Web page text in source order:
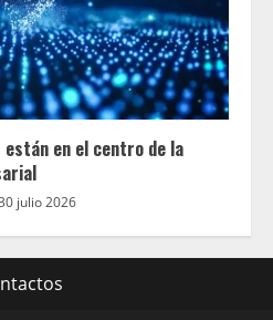
en el centro de la
julio 2026